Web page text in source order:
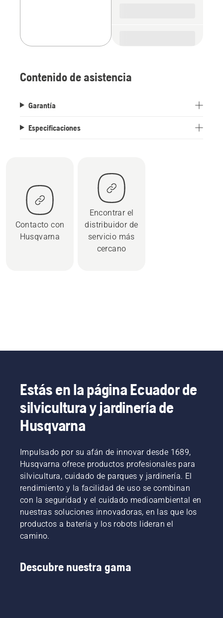
Contenido de asistencia
Garantía
Especificaciones
Contacto con
Husqvarna
Encontrar el
distribuidor de
servicio más
cercano
Estás en la página Ecuador de
silvicultura y jardinería de
Husqvarna
Impulsado por su afán de innovar desde 1689,
Husqvarna ofrece productos profesionales para
silvicultura, cuidado de parques y jardinería. El
rendimiento y la facilidad de uso se combinan
con la seguridad y el cuidado medioambiental en
nuestras soluciones innovadoras, en las que los
productos a batería y los robots lideran el
camino.
Descubre nuestra gama